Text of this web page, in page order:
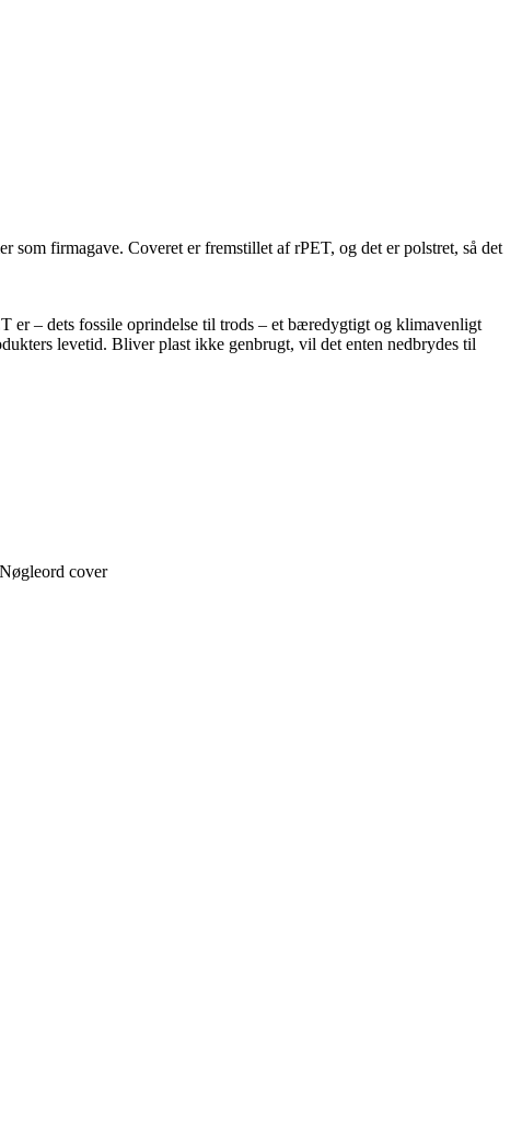
firmagave. Coveret er fremstillet af rPET, og det er polstret, så det
er – dets fossile oprindelse til trods – et bæredygtigt og klimavenligt
levetid. Bliver plast ikke genbrugt, vil det enten nedbrydes til
Nøgleord cover